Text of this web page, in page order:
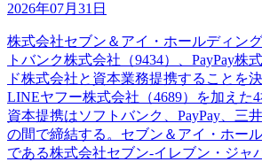
2026年07月31日
株式会社セブン＆アイ・ホールディン
トバンク株式会社（9434）、PayPay株
ド株式会社と資本業務提携することを
LINEヤフー株式会社（4689）を加えた4
資本提携はソフトバンク、PayPay、三
の間で締結する。セブン＆アイ・ホー
である株式会社セブン‐イレブン・ジャ